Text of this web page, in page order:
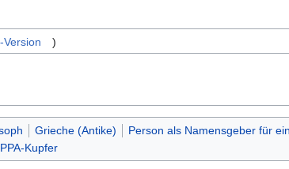
Version )
Grieche (Antike) Person als Namensgeber für
PPA-Kupfer